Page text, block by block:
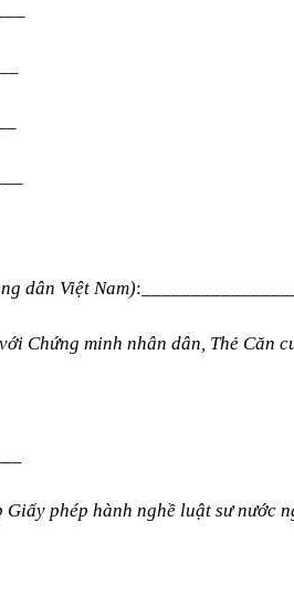
dân Việt Nam)
Chứng minh nhân dân, Thẻ Căn
phép hành nghề luật sư nước